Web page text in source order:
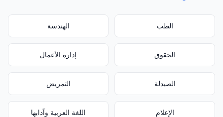
الطب الهندسة
الحقوق إدارة الأعمال
الصيدلة التمريض
الإعلام اللغة العربية وآدابها